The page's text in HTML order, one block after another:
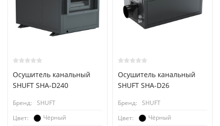
Осушитель канальный
SHUFT SHA-D240
Бренд:
SHUFT
Цвет:
Чёрный
Осушитель канальный
SHUFT SHA-D26
Бренд:
SHUFT
Цвет:
Чёрный